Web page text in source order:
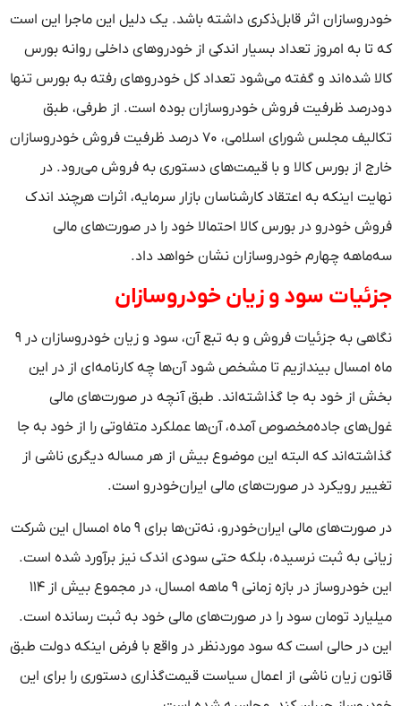
خودروسازان اثر قابل‌ذکری داشته باشد. یک دلیل این ماجرا این است
که تا به امروز تعداد بسیار اندکی از خودرو‌های داخلی روانه بورس
کالا شده‌اند و گفته می‌شود تعداد کل خودرو‌های رفته به بورس تنها
دودرصد ظرفیت فروش خودروسازان بوده است. از طرفی، طبق
تکالیف مجلس شورای اسلامی، ۷۰ درصد ظرفیت فروش خودروسازان
خارج از بورس کالا و با قیمت‌های دستوری به فروش می‌رود. در
نهایت اینکه به اعتقاد کارشناسان بازار سرمایه، اثرات هرچند اندک
فروش خودرو در بورس کالا احتمالا خود را در صورت‌های مالی
سه‌ماهه چهارم خودروسازان نشان خواهد داد.
جزئیات سود و زیان خودروسازان
نگاهی به جزئیات فروش و به تبع آن، سود و زیان خودروسازان در ۹
ماه امسال بیندازیم تا مشخص شود آن‌ها چه کارنامه‌ای از در این
بخش از خود به جا گذاشته‌اند. طبق آنچه در صورت‌های مالی
غول‌های جاده‌مخصوص آمده، آن‌ها عملکرد متفاوتی را از خود به جا
گذاشته‌اند که البته این موضوع بیش از هر مساله دیگری ناشی از
تغییر رویکرد در صورت‌های مالی ایران‌خودرو است.
در صورت‌های مالی ایران‌خودرو، نه‌تن‌ها برای ۹ ماه امسال این شرکت
زیانی به ثبت نرسیده، بلکه حتی سودی اندک نیز برآورد شده است.
این خودروساز در بازه زمانی ۹ ماهه امسال، در مجموع بیش از ۱۱۴
میلیارد تومان سود را در صورت‌های مالی خود به ثبت رسانده است.
این در حالی است که سود موردنظر در واقع با فرض اینکه دولت طبق
قانون زیان ناشی از اعمال سیاست قیمت‌گذاری دستوری را برای این